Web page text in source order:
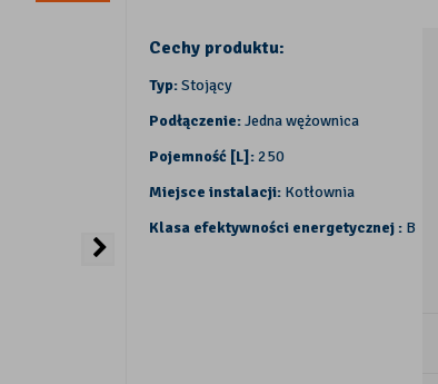
Cechy produktu:
Typ:Stojący
Podłączenie:Jedna wężownica
Pojemność [L]:250
Miejsce instalacji: Kotłownia
Klasa efektywności energetycznej : B